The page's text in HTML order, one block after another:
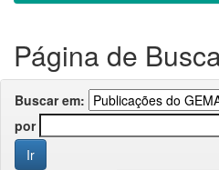
Página de
Buscar em:
por